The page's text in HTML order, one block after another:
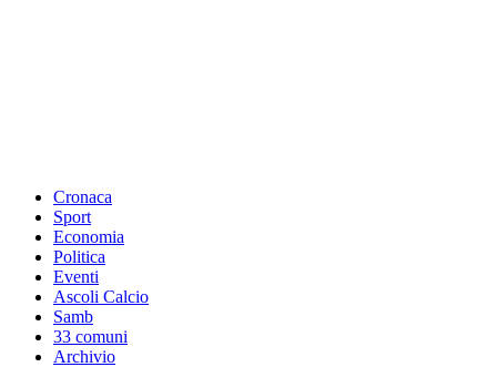
Cronaca
Sport
Economia
Politica
Eventi
Ascoli Calcio
Samb
33 comuni
Archivio